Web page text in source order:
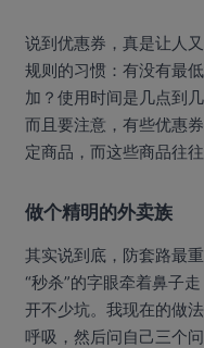
说到优惠券，真是让人
规则的习惯：有没有最
加？使用时间是几点到
而且要注意，有些优惠
定商品，而这些商品往往
做个精明的外卖族
其实说到底，防套路最
“秒杀”的字眼牵着鼻子
开不少坑。我现在的做
呼吸，然后问自己三个